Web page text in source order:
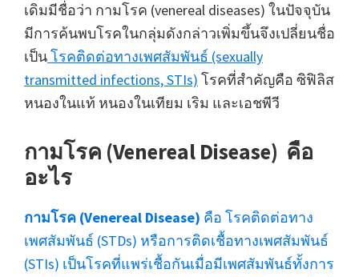
เดิมมีชื่อว่า กามโรค (venereal diseases) ในปัจจุบัน
มีการค้นพบโรคในกลุ่มดังกล่าวเพิ่มขึ้นจึงเปลี่ยนชื่อ
เป็นโรคติดต่อทางเพศสัมพันธ์ (sexually
transmitted infections, STIs) โรคที่สำคัญคือ ซิฟิลิส
หนองในแท้ หนองในเทียม เริม และเอชพีวี
กามโรค (Venereal Disease) คือ
อะไร
กามโรค (Venereal Disease) คือ โรคติดต่อทาง
เพศสัมพันธ์ (STDs) หรือการติดเชื้อทางเพศสัมพันธ์
(STIs) เป็นโรคที่แพร่เชื้อกันเมื่อมีเพศสัมพันธ์ทั้งการ